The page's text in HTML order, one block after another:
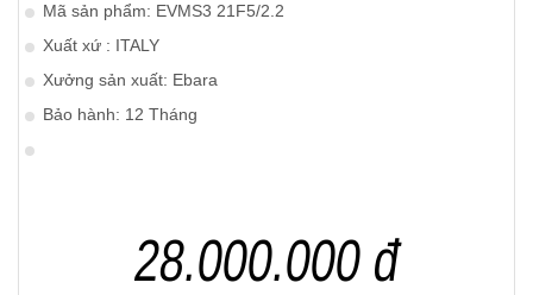
Mã sản phẩm: EVMS3 21F5/2.2
Xuất xứ : ITALY
Xưởng sản xuất: Ebara
Bảo hành: 12 Tháng
28.000.000 đ